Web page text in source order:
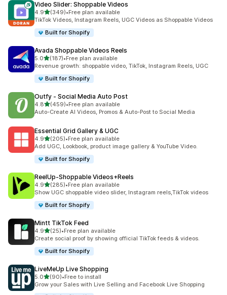
Video Slider: Shoppable Videos
4.9เต็ม 5 ดาว
(349)
ทั้งหมด 349 รีวิว
•Free plan available
TikTok Videos, Instagram Reels, UGC Videos as Shoppable Videos
Built for Shopify
Avada Shoppable Videos Reels
5.0เต็ม 5 ดาว
(187)
ทั้งหมด 187 รีวิว
•Free plan available
Revenue growth: shoppable video, TikTok, Instagram Reels, UGC
Built for Shopify
Outfy ‑ Social Media Auto Post
4.8เต็ม 5 ดาว
(459)
ทั้งหมด 459 รีวิว
•Free plan available
Auto-Create AI Videos, Promos & Auto-Post to Social Media
Essential Grid Gallery & UGC
4.9เต็ม 5 ดาว
(205)
ทั้งหมด 205 รีวิว
•Free plan available
Add UGC, Lookbook, product image gallery & YouTube Video.
Built for Shopify
ReelUp‑Shoppable Videos+Reels
4.9เต็ม 5 ดาว
(285)
ทั้งหมด 285 รีวิว
•Free plan available
Show UGC shoppable video slider, Instagram reels,TikTok videos
Built for Shopify
Mintt TikTok Feed
4.9เต็ม 5 ดาว
(25)
ทั้งหมด 25 รีวิว
•Free plan available
Create social proof by showing official TikTok feeds & videos.
Built for Shopify
LiveMeUp Live Shopping
5.0เต็ม 5 ดาว
(90)
ทั้งหมด 90 รีวิว
•Free to install
Grow your Sales with Live Selling and Facebook Live Shopping